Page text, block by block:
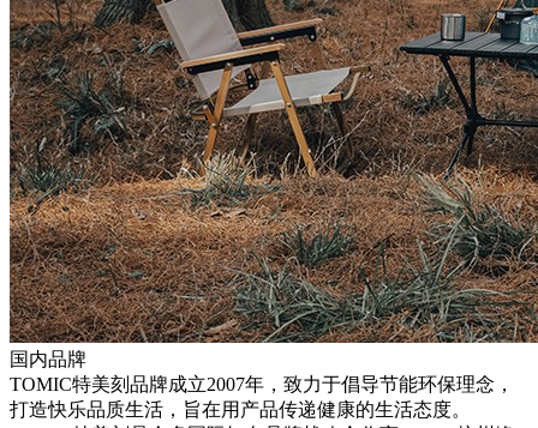
国内品牌
TOMIC特美刻品牌成立2007年，致力于倡导节能环保理念，
打造快乐品质生活，旨在用产品传递健康的生活态度。